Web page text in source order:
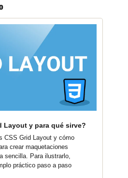
Layout y para qué sirve?
CSS Grid Layout y cómo
crear maquetaciones
sencilla. Para ilustrarlo,
práctico paso a paso